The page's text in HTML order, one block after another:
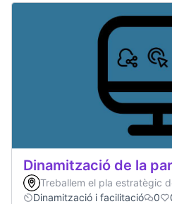
Dinamització de la
Treballem el pla estratègic
Dinamització i facilitació
0